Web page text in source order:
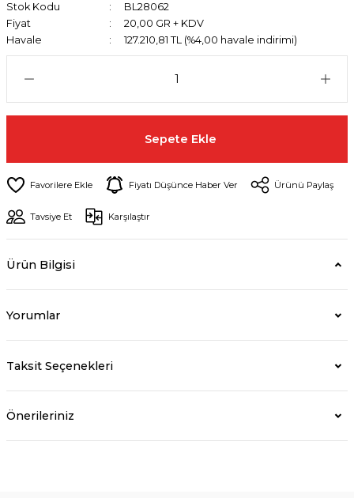
Stok Kodu
BL28062
Fiyat
20,00 GR + KDV
Havale
127.210,81 TL (%4,00 havale indirimi)
Sepete Ekle
Fiyatı Düşünce Haber Ver Ürünü Paylaş
Tavsiye Et Karşılaştır
Ürün Bilgisi
Yorumlar
Taksit Seçenekleri
Önerileriniz